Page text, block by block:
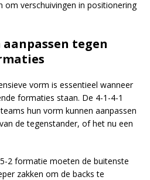
om verschuivingen in positionering
tegen
vorm is essentieel wanneer
formaties staan. De 4-1-4-1
hun vorm kunnen aanpassen
de tegenstander, of het nu een
2 formatie moeten de buitenste
zakken om de backs te